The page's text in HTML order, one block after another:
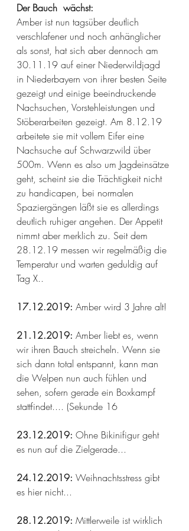
Der Bauch  wächst:
Amber ist nun tagsüber deutlich
verschlafener und noch anhänglicher
als sonst, hat sich aber dennoch am
30.11.19 auf einer Niederwildjagd
in Niederbayern von ihrer besten Seite
gezeigt und einige beeindruckende
Nachsuchen, Vorstehleistungen und
Stöberarbeiten gezeigt. Am 8.12.19
arbeitete sie mit vollem Eifer eine
Nachsuche auf Schwarzwild über
500m. Wenn es also um Jagdeinsätze
geht, scheint sie die Trächtigkeit nicht
zu handicapen, bei normalen
Spaziergängen läßt sie es allerdings
deutlich ruhiger angehen. Der Appetit
nimmt aber merklich zu. Seit dem
28.12.19 messen wir regelmäßig die
Temperatur und warten geduldig auf
Tag X..
17.12.2019: Amber wird 3 Jahre alt!
21.12.2019: Amber liebt es, wenn
wir ihren Bauch streicheln. Wenn sie
sich dann total entspannt, kann man
die Welpen nun auch fühlen und
sehen, sofern gerade ein Boxkampf
stattfindet.... (Sekunde 16
23.12.2019: Ohne Bikinifigur geht
es nun auf die Zielgerade...
24.12.2019: Weihnachtsstress gibt
es hier nicht...
28.12.2019: Mittlerweile ist wirklich